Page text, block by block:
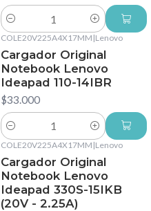
Cantidad
COLE20V225A4X17MM |Lenovo
Cargador Original
Notebook Lenovo
Ideapad 110-14IBR
$33.000
Cantidad
COLE20V225A4X17MM |Lenovo
Cargador Original
Notebook Lenovo
Ideapad 330S-15IKB
(20V - 2.25A)